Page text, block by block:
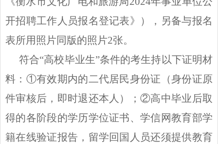
开招聘工作人员报名登记表》），另备与报名
表所用照片同版的照片2张。
符合“高校毕业生”条件的考生持以下证明材
料：①有效期内的二代居民身份证（身份证原
件审核后，即时退还本人）；②高中毕业后取
得的各阶段的学历学位证书、学信网教育部学
籍在线验证报告，留学回国人员还须提供教育